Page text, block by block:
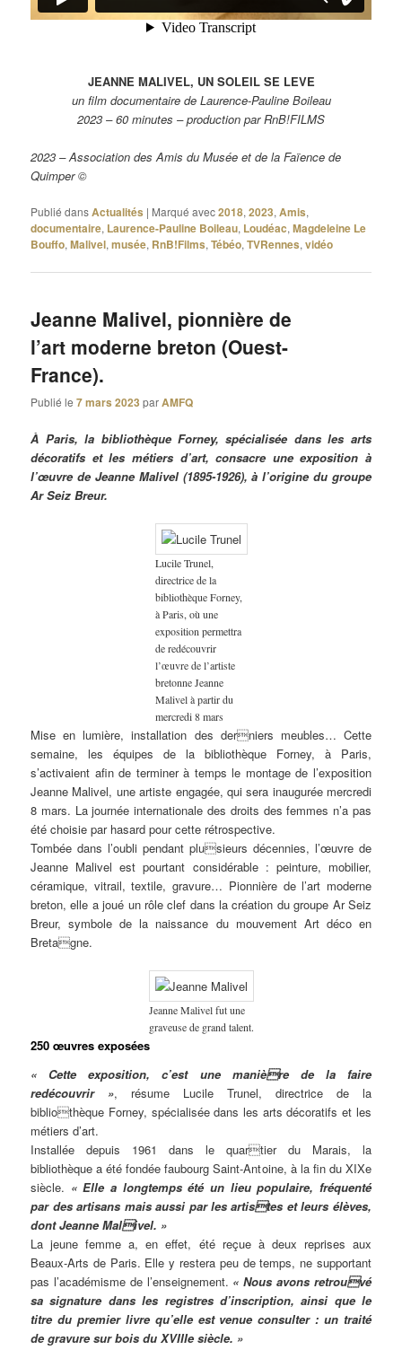
JEANNE MALIVEL, UN SOLEIL SE LEVE
un film documentaire de Laurence-Pauline Boileau
2023 – 60 minutes – production par RnB!FILMS
2023 – Association des Amis du Musée et de la Faïence de
Quimper ©
Publié dansActualités | Marqué avec2018,2023,Amis,
documentaire, Laurence-Pauline Boileau, Loudéac,Magdeleine Le
Bouffo,Malivel,musée, RnB!Films,Tébéo,TVRennes,vidéo
Jeanne Malivel, pionnière de
l’art moderne breton (Ouest-
France).
Publié le7 mars 2023 parAMFQ
À Paris, la bibliothèque Forney, spécialisée dans les arts
décoratifs et les métiers d’art, consacre une exposition à
l’œuvre de Jeanne Malivel (1895-1926), à l’origine du groupe
Ar Seiz Breur.
Lucile Trunel,
directrice de la
bibliothèque Forney,
à Paris, où une
exposition permettra
de redécouvrir
l’œuvre de l’artiste
bretonne Jeanne
Malivel à partir du
mercredi 8 mars
Mise en lumière, installation des derniers meubles… Cette
semaine, les équipes de la bibliothèque Forney, à Paris,
s’activaient afin de terminer à temps le montage de l’exposition
Jeanne Malivel, une artiste engagée, qui sera inaugurée mercredi
8 mars. La journée internationale des droits des femmes n’a pas
été choisie par hasard pour cette rétrospective.
Tombée dans l’oubli pendant plusieurs décennies, l’œuvre de
Jeanne Malivel est pourtant considérable : peinture, mobilier,
céramique, vitrail, textile, gravure… Pionnière de l’art moderne
breton, elle a joué un rôle clef dans la création du groupe Ar Seiz
Breur, symbole de la naissance du mouvement Art déco en
Bretagne.
Jeanne Malivel fut une
graveuse de grand talent.
250 œuvres exposées
« Cette exposition, c’est une manière de la faire
redécouvrir », résume Lucile Trunel, directrice de la
bibliothèque Forney, spécialisée dans les arts décoratifs et les
métiers d’art.
Installée depuis 1961 dans le quartier du Marais, la
bibliothèque a été fondée faubourg Saint-Antoine, à la fin du XIXe
siècle. « Elle a longtemps été un lieu populaire, fréquenté
par des artisans mais aussi par les artistes et leurs élèves,
dont Jeanne Malivel. »
La jeune femme a, en effet, été reçue à deux reprises aux
Beaux-Arts de Paris. Elle y restera peu de temps, ne supportant
pas l’académisme de l’enseignement. « Nous avons retrouvé
sa signature dans les registres d’inscription, ainsi que le
titre du premier livre qu’elle est venue consulter : un traité
de gravure sur bois du XVIIIe siècle. »